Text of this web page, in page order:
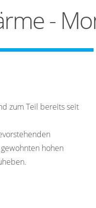
-
zum Teil bereits seit
hohen